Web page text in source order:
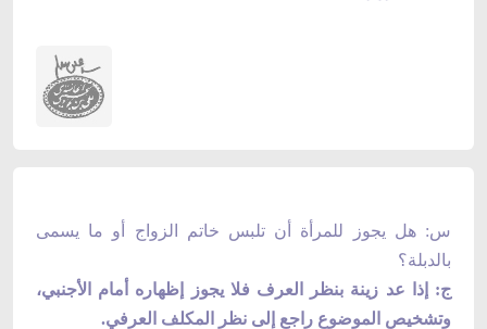
س: هل يجوز للمرأة أن تلبس خاتم الزواج أو ما يسمى
بالدبلة؟
ج: إذا عد زينة بنظر العرف فلا يجوز إظهاره أمام الأجنبي،
وتشخيص الموضوع راجع إلى نظر المكلف العرفي.